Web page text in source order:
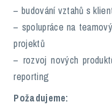
– budování vztahů s
– spolupráce na
projektů
– rozvoj nových
reporting
Požadujeme: